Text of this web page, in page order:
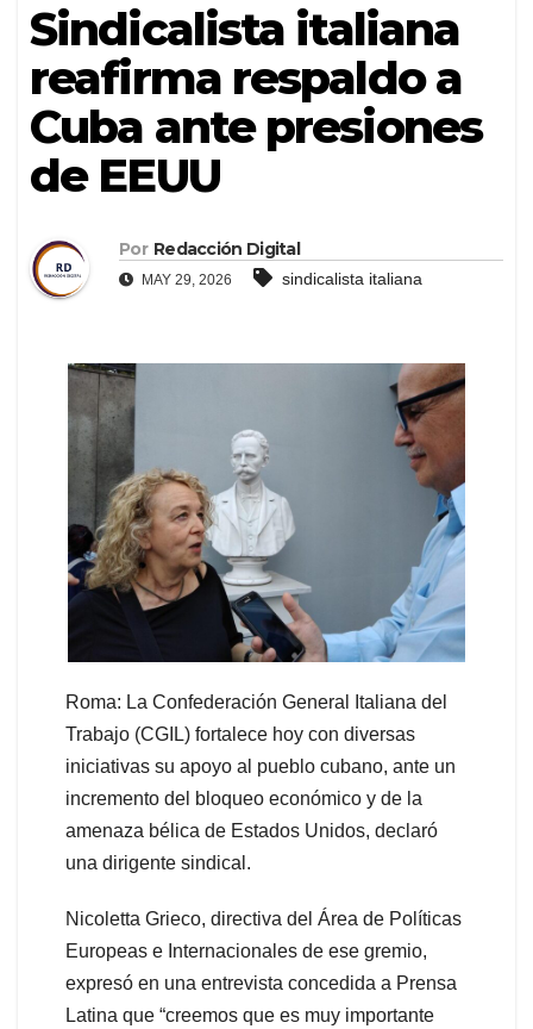
Sindicalista italiana
reafirma respaldo a
Cuba ante presiones
de EEUU
Por Redacción Digital
MAY 29, 2026 sindicalista italiana
Roma: La Confederación General Italiana del
Trabajo (CGIL) fortalece hoy con diversas
iniciativas su apoyo al pueblo cubano, ante un
incremento del bloqueo económico y de la
amenaza bélica de Estados Unidos, declaró
una dirigente sindical.
Nicoletta Grieco, directiva del Área de Políticas
Europeas e Internacionales de ese gremio,
expresó en una entrevista concedida a Prensa
Latina que “creemos que es muy importante